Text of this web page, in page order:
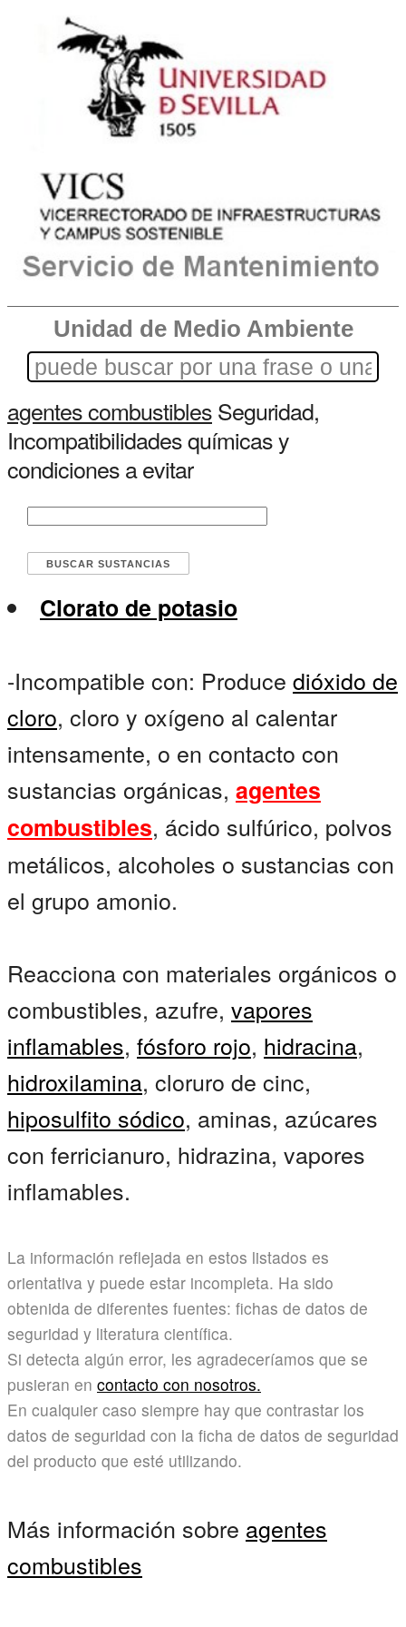
Unidad de Medio Ambiente
agentes combustiblesSeguridad,
Incompatibilidades químicas y
condiciones a evitar
Clorato de potasio
-Incompatible con: Produce dióxido de
cloro, cloro y oxígeno al calentar
intensamente, o en contacto con
sustancias orgánicas, agentes
combustibles, ácido sulfúrico, polvos
metálicos, alcoholes o sustancias con
el grupo amonio.
Reacciona con materiales orgánicos o
combustibles, azufre, vapores
inflamables, fósforo rojo, hidracina,
hidroxilamina, cloruro de cinc,
hiposulfito sódico, aminas, azúcares
con ferricianuro, hidrazina, vapores
inflamables.
La información reflejada en estos listados es
orientativa y puede estar incompleta. Ha sido
obtenida de diferentes fuentes: fichas de datos de
seguridad y literatura científica.
Si detecta algún error, les agradeceríamos que se
pusieran en contacto con nosotros.
En cualquier caso siempre hay que contrastar los
datos de seguridad con la ficha de datos de seguridad
del producto que esté utilizando.
Más información sobre agentes
combustibles